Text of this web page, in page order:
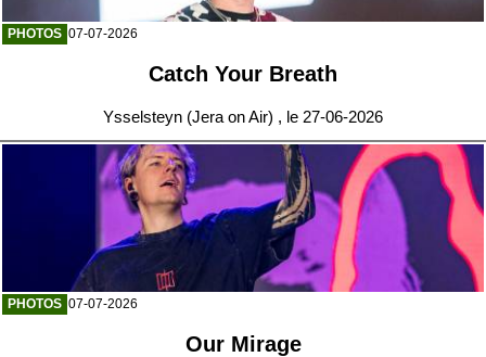
PHOTOS 07-07-2026
Catch Your Breath
Ysselsteyn (Jera on Air) , le 27-06-2026
PHOTOS 07-07-2026
Our Mirage